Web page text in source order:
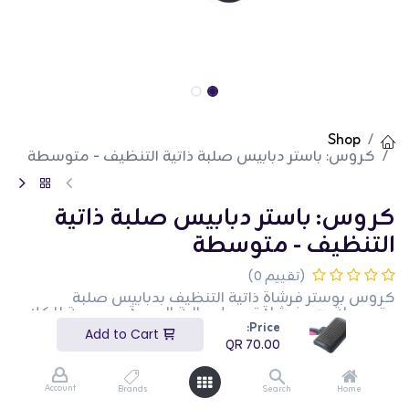
Price:
70.00
Home
Search
Brands
Account
Shop
كروس: باستر دبابيس صلبة ذاتية التنظيف - متوسطة
كروس: باستر دبابيس صلبة ذاتية
التنظيف - متوسطة
(تقييم 0)
كروس بوستر فرشاة ذاتية التنظيف بدبابيس صلبة
متوسطة هي فرشاة تجميل عالية الجودة مصممة للكلاب
المتوسطة ذات المعاطف الكثيفة. تتميز هذه الفرشاة
بدبابيس صلبة تزيل الشعر المتساقط والتشابك بشكل
فعال مع تعزيز صحة الجلد. وظيفة التنظيف الذاتي تجعلها
سهلة الصيانة والاستخدام. هذا المنتج مثالي لأصحاب
الكلاب الذين يبحثون عن أداة تجميل فعالة لحيواناتهم